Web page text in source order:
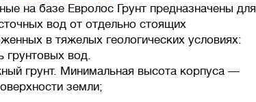
на базе Евролос Грунт предназначены для
вод от отдельно стоящих
в тяжелых геологических условиях:
грунтовых вод.
грунт. Минимальная высота корпуса —
земли;